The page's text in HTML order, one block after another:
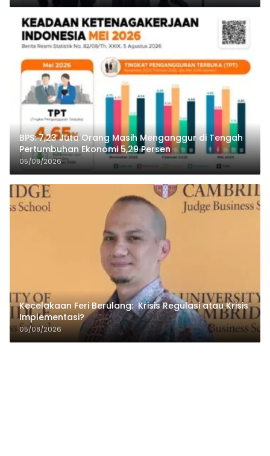
BPS: 7,23 Juta Orang Masih Menganggur di Tengah
Pertumbuhan Ekonomi 5,29 Persen
05/08/2026
Kecelakaan Feri Berulang: Krisis Regulasi atau Krisis
Implementasi?
05/08/2026